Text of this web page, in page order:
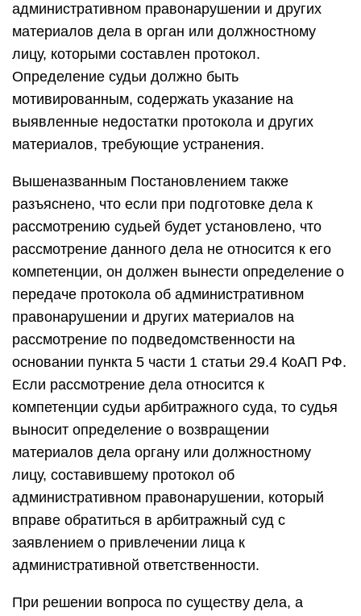
административном правонарушении и других
материалов дела в орган или должностному
лицу, которыми составлен протокол.
Определение судьи должно быть
мотивированным, содержать указание на
выявленные недостатки протокола и других
материалов, требующие устранения.
Вышеназванным Постановлением также
разъяснено, что если при подготовке дела к
рассмотрению судьей будет установлено, что
рассмотрение данного дела не относится к его
компетенции, он должен вынести определение о
передаче протокола об административном
правонарушении и других материалов на
рассмотрение по подведомственности на
основании пункта 5 части 1 статьи 29.4 КоАП РФ.
Если рассмотрение дела относится к
компетенции судьи арбитражного суда, то судья
выносит определение о возвращении
материалов дела органу или должностному
лицу, составившему протокол об
административном правонарушении, который
вправе обратиться в арбитражный суд с
заявлением о привлечении лица к
административной ответственности.
При решении вопроса по существу дела, а